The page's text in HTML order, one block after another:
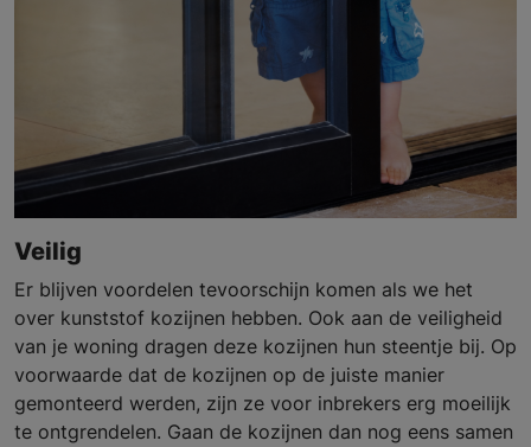
Veilig
Er blijven voordelen tevoorschijn komen als we het
over kunststof kozijnen hebben. Ook aan de veiligheid
van je woning dragen deze kozijnen hun steentje bij. Op
voorwaarde dat de kozijnen op de juiste manier
gemonteerd werden, zijn ze voor inbrekers erg moeilijk
te ontgrendelen. Gaan de kozijnen dan nog eens samen